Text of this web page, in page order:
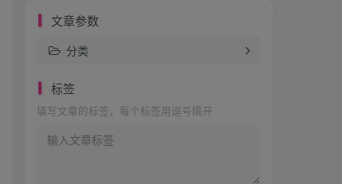
文章参数
分类
标签
填写文章的标签，每个标签用逗号隔开